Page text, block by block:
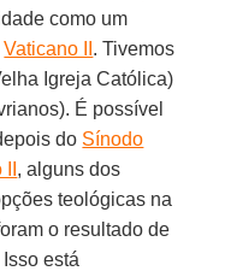
como um
Vaticano II . Tivemos
Igreja Católica)
É possível
do Sínodo
, alguns dos
teológicas na
o resultado de
está